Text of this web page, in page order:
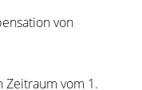
von
Zeitraum vom 1.